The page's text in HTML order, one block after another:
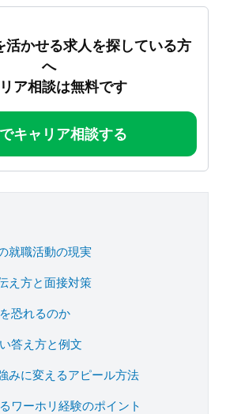
活かせる求人を探している方
へ
ア相談は無料です
キャリア相談する
就職活動の現実
え方と面接対策
恐れるのか
答え方と例文
みに変えるアピール方法
ワーホリ経験のポイント